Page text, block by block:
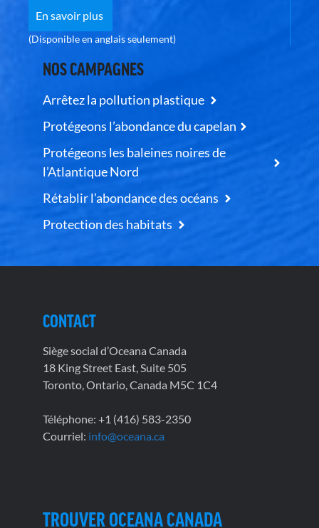
En savoir plus
(Disponible en anglais seulement)
NOS CAMPAGNES
Arrêtez la pollution plastique
Protégeons l’abondance du capelan
Protégeons les baleines noires de
l’Atlantique Nord
Rétablir l’abondance des océans
Protection des habitats
CONTACT
Siège social d’Oceana Canada
18 King Street East, Suite 505
Toronto, Ontario, Canada M5C 1C4
Téléphone: +1 (416) 583-2350
Courriel: info@oceana.ca
TROUVER OCEANA CANADA